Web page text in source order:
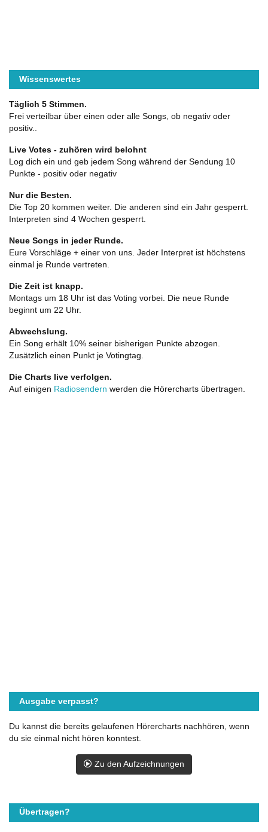
Wissenswertes
Täglich 5 Stimmen.
Frei verteilbar über einen oder alle Songs, ob negativ oder
positiv..
Live Votes - zuhören wird belohnt
Log dich ein und geb jedem Song während der Sendung 10
Punkte - positiv oder negativ
Nur die Besten.
Die Top 20 kommen weiter. Die anderen sind ein Jahr gesperrt.
Interpreten sind 4 Wochen gesperrt.
Neue Songs in jeder Runde.
Eure Vorschläge + einer von uns. Jeder Interpret ist höchstens
einmal je Runde vertreten.
Die Zeit ist knapp.
Montags um 18 Uhr ist das Voting vorbei. Die neue Runde
beginnt um 22 Uhr.
Abwechslung.
Ein Song erhält 10% seiner bisherigen Punkte abzogen.
Zusätzlich einen Punkt je Votingtag.
Die Charts live verfolgen.
Auf einigen Radiosendern werden die Hörercharts übertragen.
Ausgabe verpasst?
Du kannst die bereits gelaufenen Hörercharts nachhören, wenn
du sie einmal nicht hören konntest.
Zu den Aufzeichnungen
Übertragen?